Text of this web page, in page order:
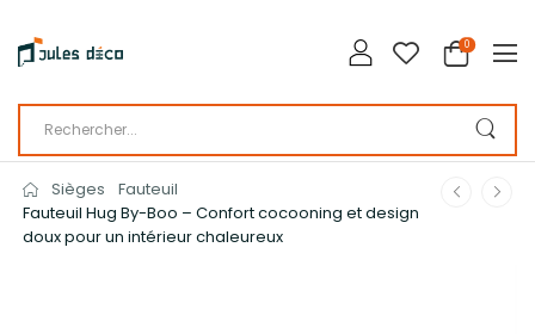
0
Sièges
Fauteuil
Fauteuil Hug By-Boo – Confort cocooning et design
doux pour un intérieur chaleureux